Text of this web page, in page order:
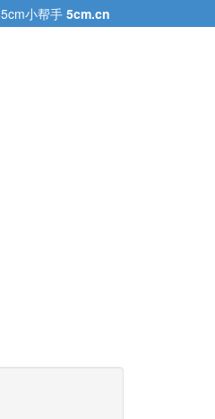
5cm小帮手 5cm.cn